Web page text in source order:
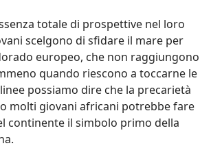
totale di prospettive nel loro
scelgono di sfidare il mare per
europeo, che non raggiungono
quando riescono a toccarne le
possiamo dire che la precarietà
molti giovani africani potrebbe fare
continente il simbolo primo della